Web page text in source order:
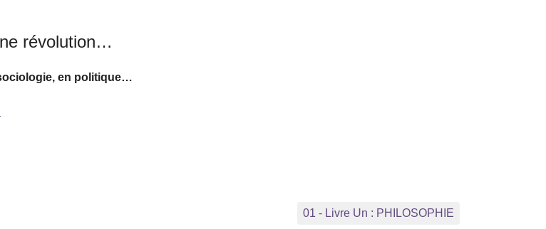
révolution…
en politique…
01 - Livre Un : PHILOSOPHIE